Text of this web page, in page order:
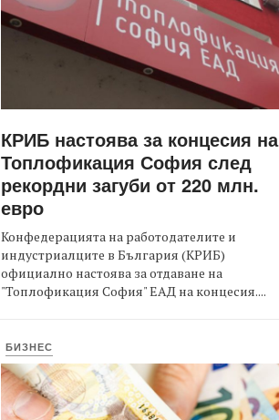
КРИБ настоява за концесия на
Топлофикация София след
рекордни загуби от 220 млн.
евро
Конфедерацията на работодателите и
индустриалците в България (КРИБ)
официално настоява за отдаване на
"Топлофикация София" ЕАД на концесия....
БИЗНЕС